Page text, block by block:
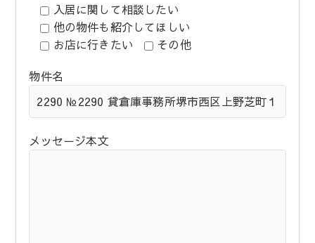
入居に関して相談したい
他の物件も紹介してほしい
お店に行きたい
その他
物件名
メッセージ本文